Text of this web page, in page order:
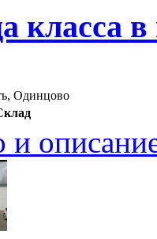
класса
Одинцово
и